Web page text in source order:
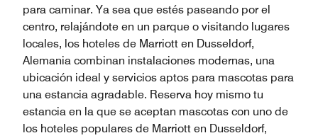
para caminar. Ya sea que estés paseando por el
centro, relajándote en un parque o visitando lugares
locales, los hoteles de Marriott en Dusseldorf,
Alemania combinan instalaciones modernas, una
ubicación ideal y servicios aptos para mascotas para
una estancia agradable. Reserva hoy mismo tu
estancia en la que se aceptan mascotas con uno de
los hoteles populares de Marriott en Dusseldorf,